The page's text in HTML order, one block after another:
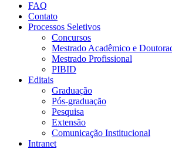
FAQ
Contato
Processos Seletivos
Concursos
Mestrado Acadêmico e
Mestrado Profissional
PIBID
Editais
Graduação
Pós-graduação
Pesquisa
Extensão
Comunicação Institucional
Intranet